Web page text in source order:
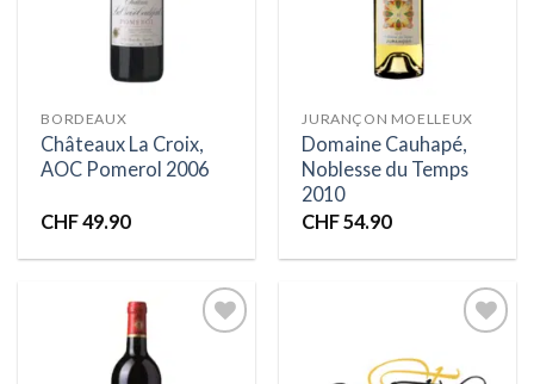
BORDEAUX
Châteaux La Croix,
AOC Pomerol 2006
CHF49.90
JURANÇON MOELLEUX
Domaine Cauhapé,
Noblesse du Temps
2010
CHF54.90